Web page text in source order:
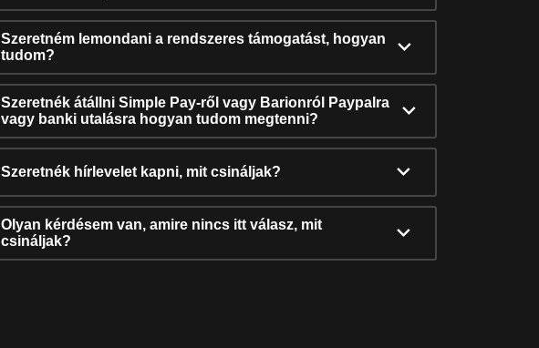
Szeretném lemondani a rendszeres támogatást, hogyan
tudom?
Szeretnék átállni Simple Pay-ről vagy Barionról Paypalra
vagy banki utalásra hogyan tudom megtenni?
Szeretnék hírlevelet kapni, mit csináljak?
Olyan kérdésem van, amire nincs itt válasz, mit
csináljak?